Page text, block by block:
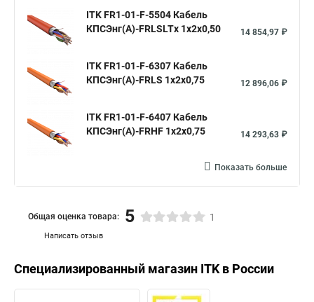
ITK FR1-01-F-5504 Кабель
КПСЭнг(А)-FRLSLTх 1х2х0,50
14 854,97 ₽
ITK FR1-01-F-6307 Кабель
КПСЭнг(А)-FRLS 1х2х0,75
12 896,06 ₽
ITK FR1-01-F-6407 Кабель
КПСЭнг(А)-FRHF 1х2х0,75
14 293,63 ₽
Показать больше
Написать отзыв
Общая оценка товара: 5 1
Специализированный магазин ITKв России